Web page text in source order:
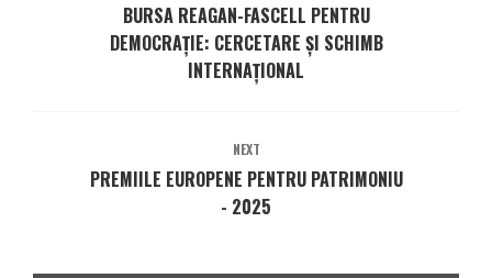
BURSA REAGAN-FASCELL PENTRU
DEMOCRAȚIE: CERCETARE ȘI SCHIMB
INTERNAȚIONAL
NEXT
PREMIILE EUROPENE PENTRU PATRIMONIU
- 2025